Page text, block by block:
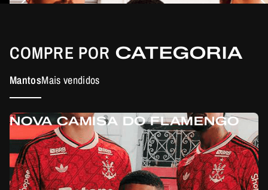
COMPRE POR CATEGORIA
MantosMais vendidos
NOVA CAMISA DO FLAMENGO